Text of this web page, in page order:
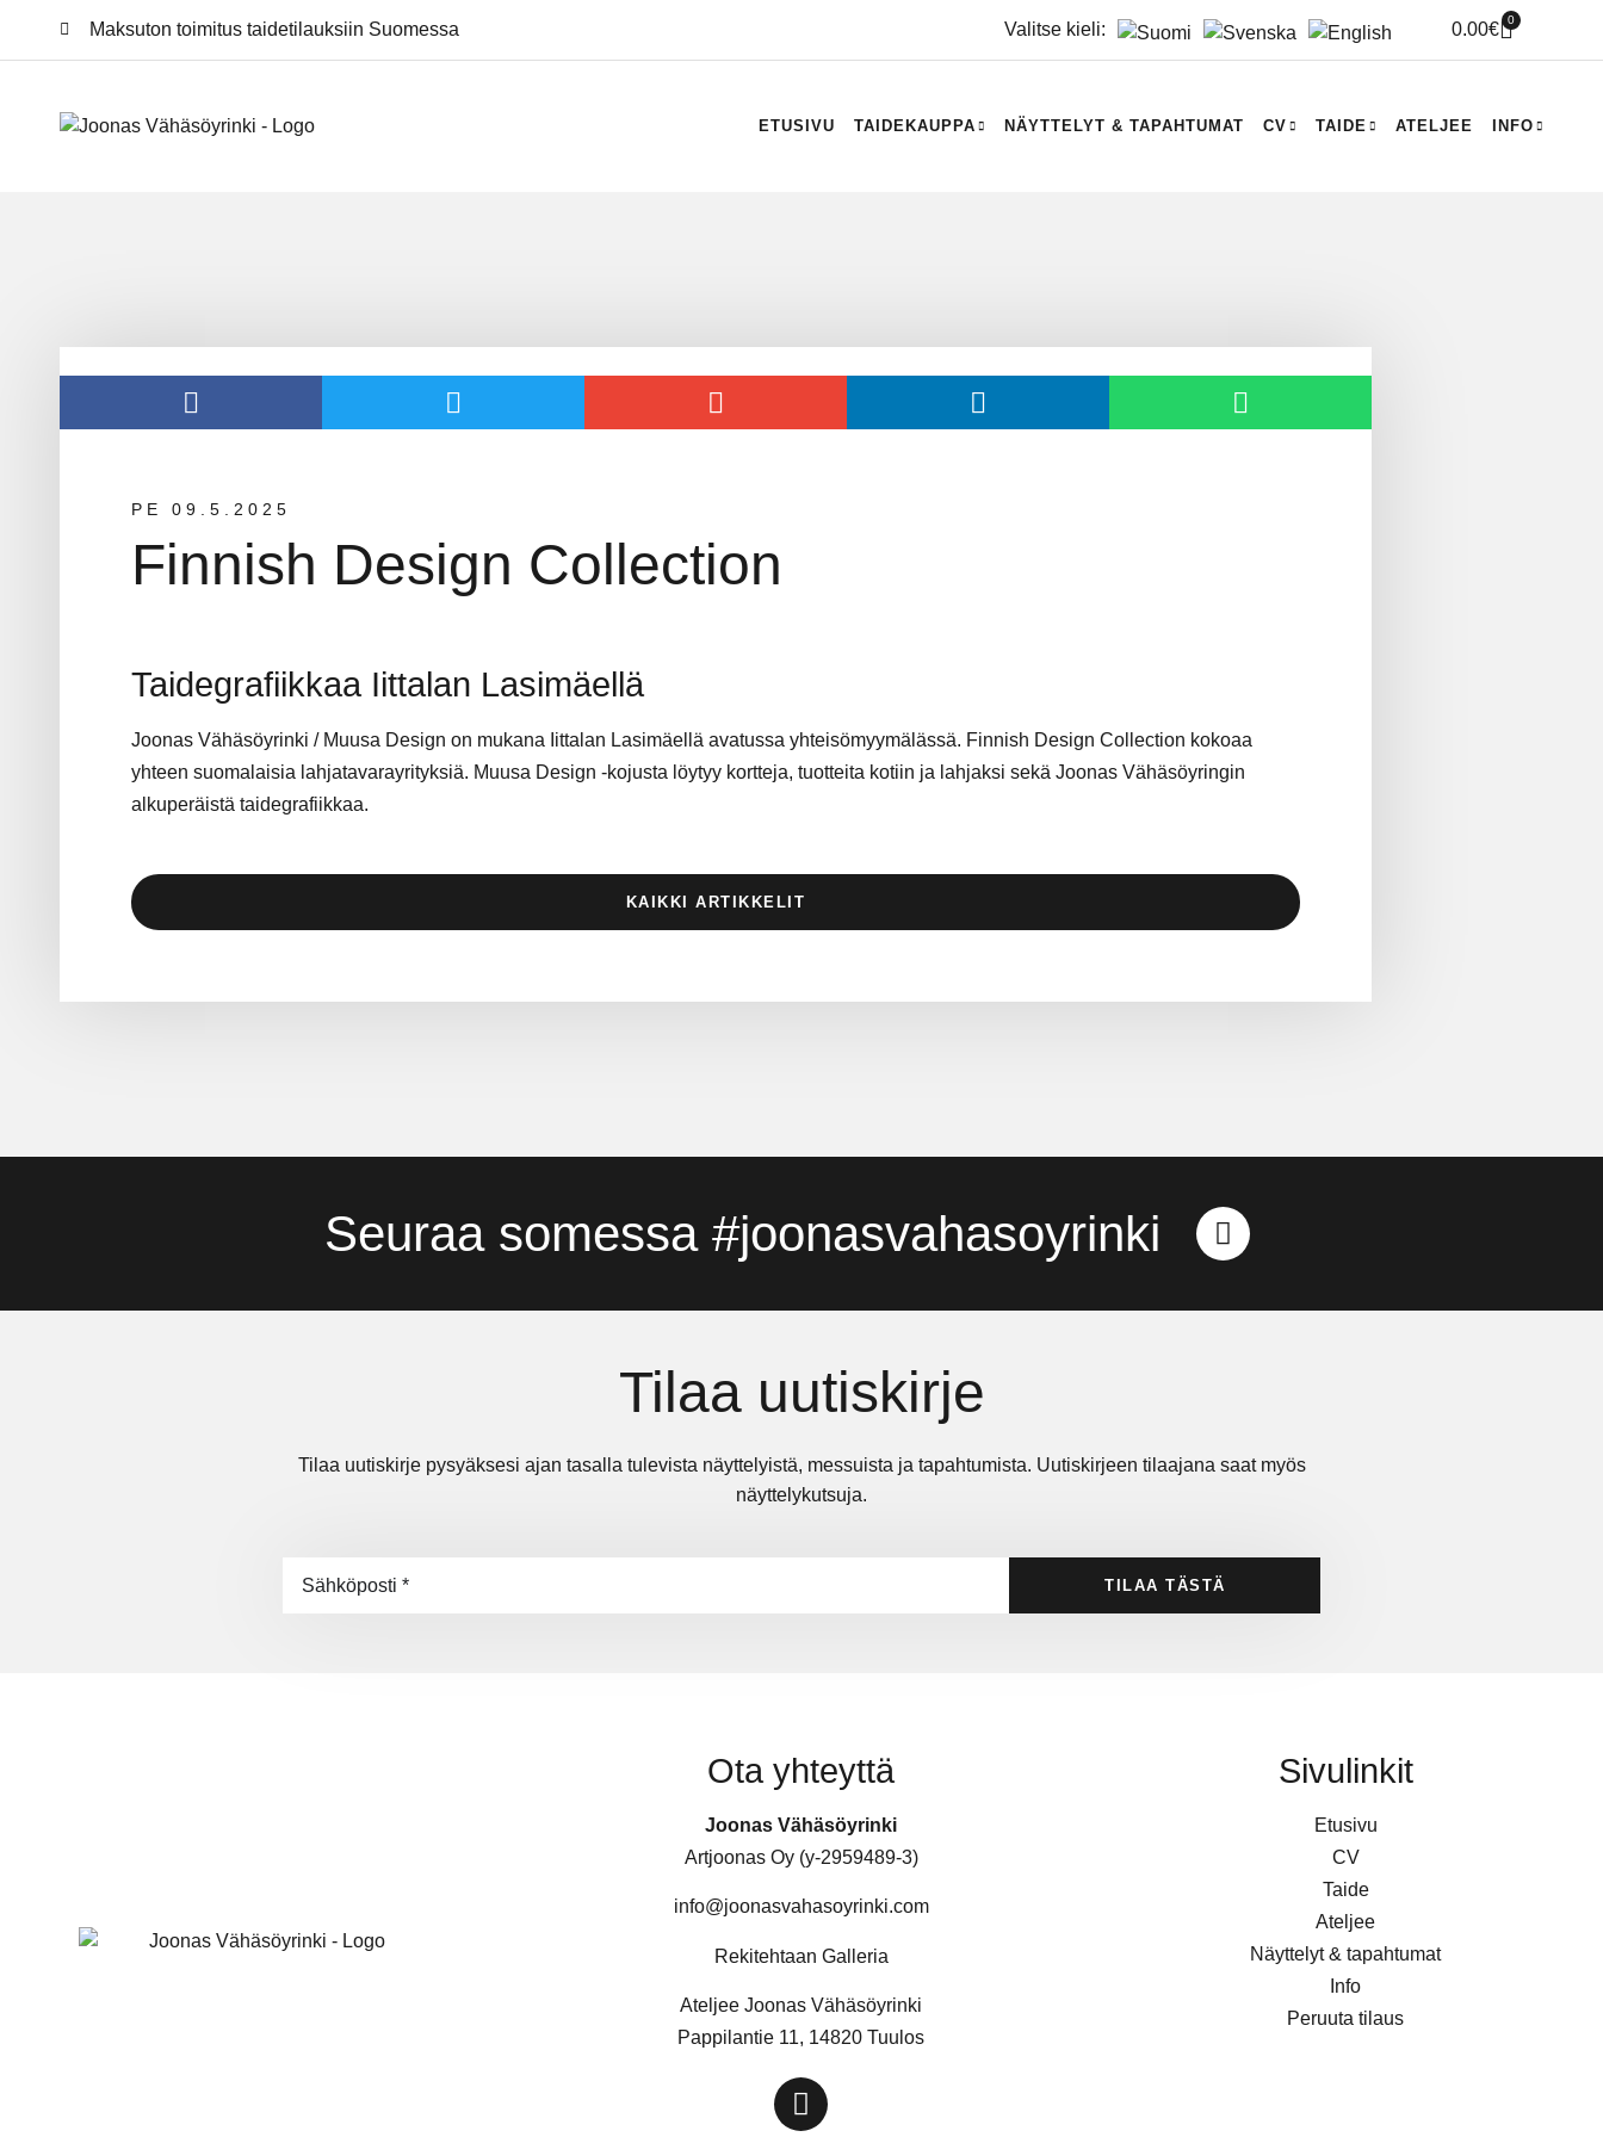
Maksuton toimitus taidetilauksiin Suomessa Valitse kieli: 0.00€ 0
ETUSIVU TAIDEKAUPPA NÄYTTELYT & TAPAHTUMAT CV TAIDE ATELJEE INFO
PE 09.5.2025
Finnish Design Collection
Taidegrafiikkaa Iittalan Lasimäellä
Joonas Vähäsöyrinki / Muusa Design on mukana Iittalan Lasimäellä avatussa yhteisömyymälässä. Finnish Design Collection kokoaa
yhteen suomalaisia lahjatavarayrityksiä. Muusa Design -kojusta löytyy kortteja, tuotteita kotiin ja lahjaksi sekä Joonas Vähäsöyringin
alkuperäistä taidegrafiikkaa.
KAIKKI ARTIKKELIT
Seuraa somessa #joonasvahasoyrinki
Tilaa uutiskirje
Tilaa uutiskirje pysyäksesi ajan tasalla tulevista näyttelyistä, messuista ja tapahtumista. Uutiskirjeen tilaajana saat myös
näyttelykutsuja.
TILAA TÄSTÄ
Ota yhteyttä
Joonas Vähäsöyrinki
Artjoonas Oy (y-2959489-3)
info@joonasvahasoyrinki.com
Rekitehtaan Galleria
Ateljee Joonas Vähäsöyrinki
Pappilantie 11, 14820 Tuulos
Sivulinkit
Etusivu
CV
Taide
Ateljee
Näyttelyt & tapahtumat
Info
Peruuta tilaus